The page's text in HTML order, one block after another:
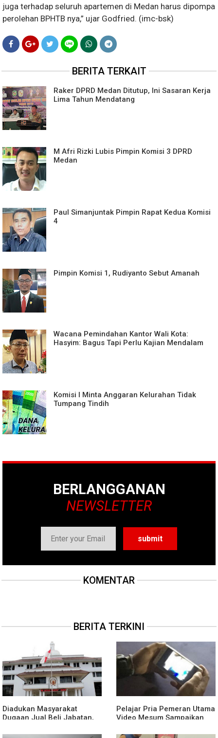
juga terhadap seluruh apartemen di Medan harus dipompa
perolehan BPHTB nya,” ujar Godfried. (imc-bsk)
BERITA TERKAIT
Raker DPRD Medan Ditutup, Ini Sasaran Kerja
Lima Tahun Mendatang
M Afri Rizki Lubis Pimpin Komisi 3 DPRD
Medan
Paul Simanjuntak Pimpin Rapat Kedua Komisi
4
Pimpin Komisi 1, Rudiyanto Sebut Amanah
Wacana Pemindahan Kantor Wali Kota:
Hasyim: Bagus Tapi Perlu Kajian Mendalam
Komisi I Minta Anggaran Kelurahan Tidak
Tumpang Tindih
BERLANGGANAN
NEWSLETTER
KOMENTAR
BERITA TERKINI
Diadukan Masyarakat
Dugaan Jual Beli Jabatan,
Camat Medan Timur
Pelajar Pria Pemeran Utama
Video Mesum Sampaikan